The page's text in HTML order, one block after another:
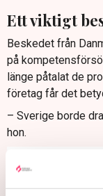
Ett viktigt
Beskedet från
på
länge påtalat de
företag får det
– Sverige borde
hon.